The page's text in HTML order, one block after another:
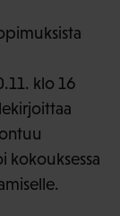
klo 16
kokouksessa